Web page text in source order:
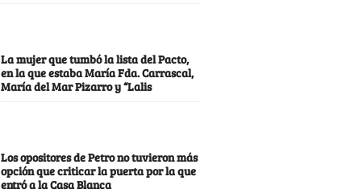
La mujer que tumbó la lista del Pacto,
en la que estaba María Fda. Carrascal,
María del Mar Pizarro y “Lalis
Los opositores de Petro no tuvieron más
opción que criticar la puerta por la que
entró a la Casa Blanca